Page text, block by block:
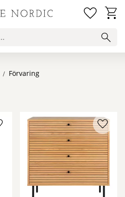
Förvaring
till i favoriter Lägg